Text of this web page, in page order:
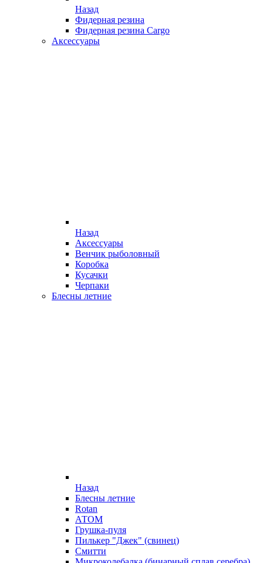
Назад
Фидерная резина
Фидерная резина Cargo
Аксессуары
Назад
Аксессуары
Венчик рыболовный
Коробка
Кусачки
Черпаки
Блесны летние
Назад
Блесны летние
Rotan
АТОМ
Грушка-пуля
Пилькер "Джек" (свинец)
Смитти